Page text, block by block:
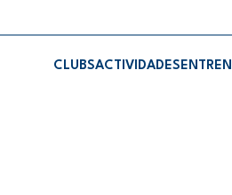
CLUBSACTIVIDADES